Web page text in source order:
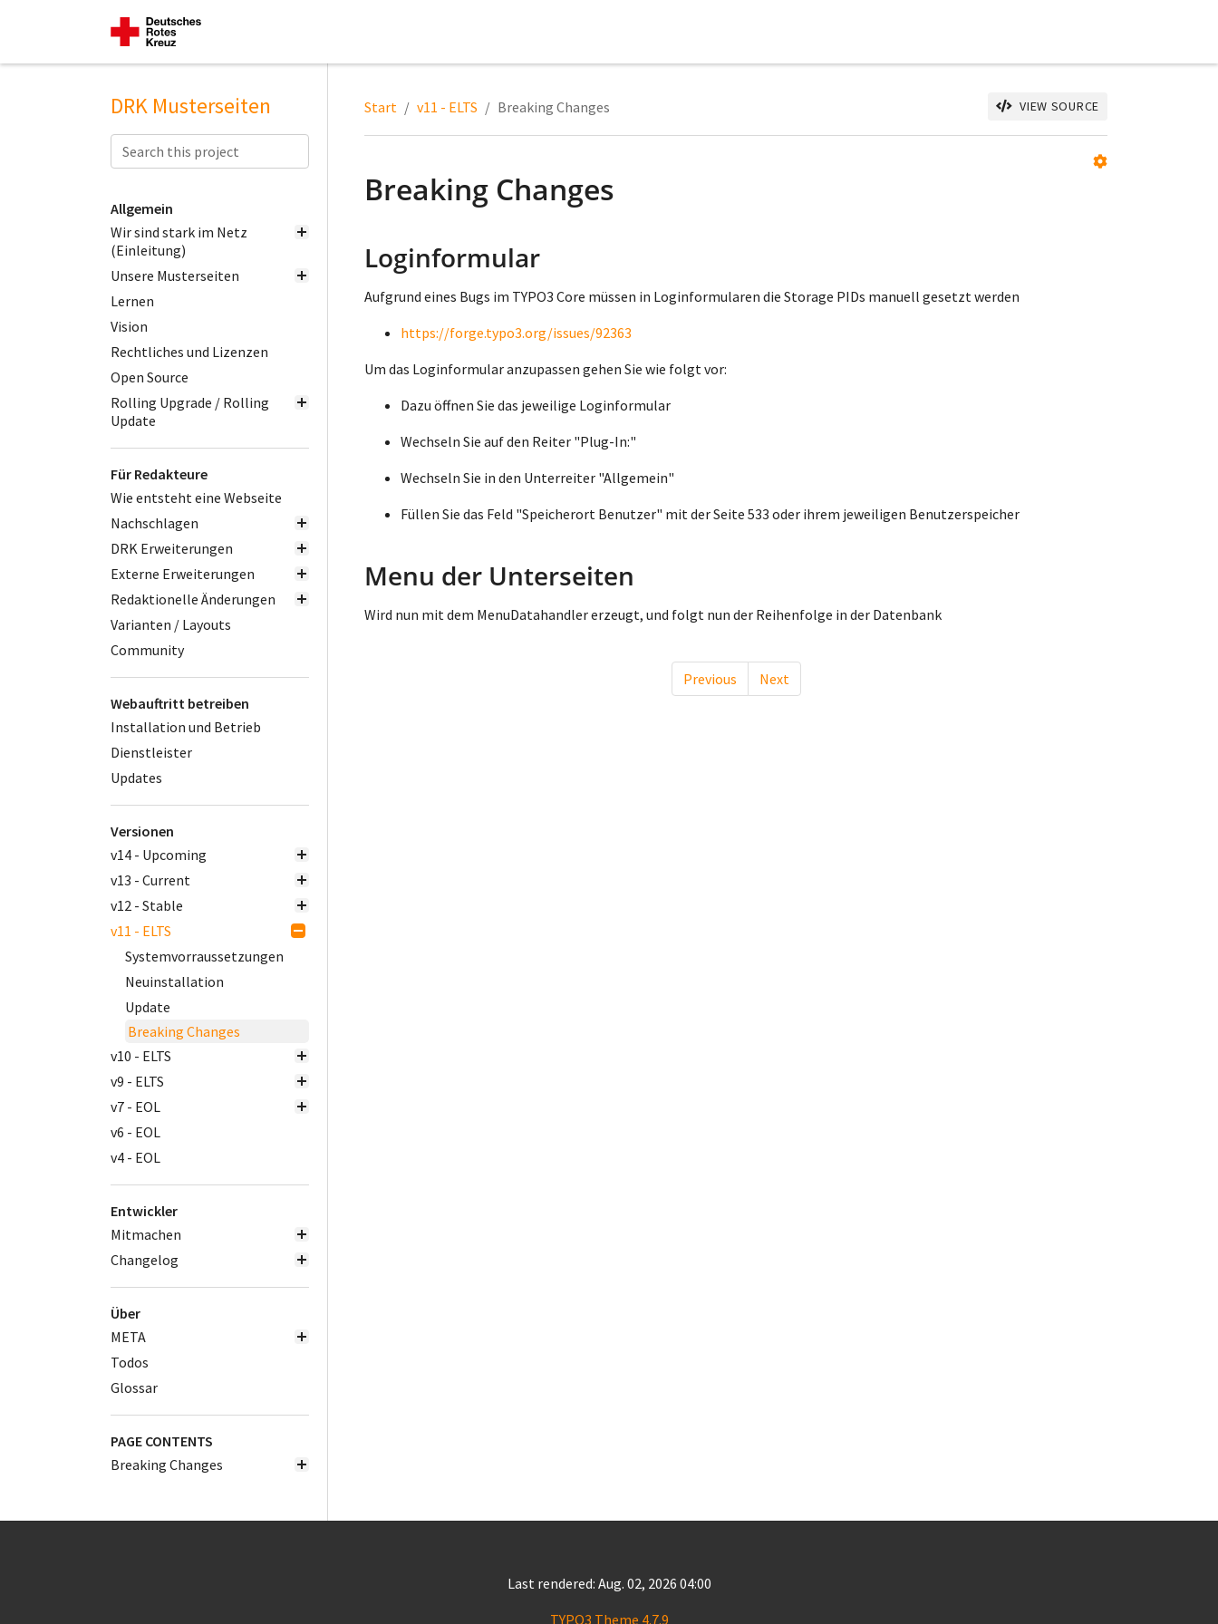
DRK Musterseiten
Allgemein
Wir sind stark im Netz
(Einleitung)
Unsere Musterseiten
Lernen
Vision
Rechtliches und Lizenzen
Open Source
Rolling Upgrade / Rolling
Update
Für Redakteure
Wie entsteht eine Webseite
Nachschlagen
DRK Erweiterungen
Externe Erweiterungen
Redaktionelle Änderungen
Varianten / Layouts
Community
Webauftritt betreiben
Installation und Betrieb
Dienstleister
Updates
Versionen
v14 - Upcoming
v13 - Current
v12 - Stable
v11 - ELTS
Systemvorraussetzungen
Neuinstallation
Update
Breaking Changes
v10 - ELTS
v9 - ELTS
v7 - EOL
v6 - EOL
v4 - EOL
Entwickler
Mitmachen
Changelog
Über
META
Todos
Glossar
PAGE CONTENTS
Breaking Changes
Start v11 - ELTS Breaking Changes VIEW SOURCE
Breaking Changes
Loginformular
Aufgrund eines Bugs im TYPO3 Core müssen in Loginformularen die Storage PIDs manuell gesetzt werden
https://forge.typo3.org/issues/92363
Um das Loginformular anzupassen gehen Sie wie folgt vor:
Dazu öffnen Sie das jeweilige Loginformular
Wechseln Sie auf den Reiter "Plug-In:"
Wechseln Sie in den Unterreiter "Allgemein"
Füllen Sie das Feld "Speicherort Benutzer" mit der Seite 533 oder ihrem jeweiligen Benutzerspeicher
Menu der Unterseiten
Wird nun mit dem MenuDatahandler erzeugt, und folgt nun der Reihenfolge in der Datenbank
Previous Next
Last rendered: Aug. 02, 2026 04:00
TYPO3 Theme 4.7.9